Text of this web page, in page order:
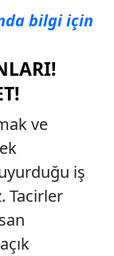
bilgi için
ve
iş
Tacirler